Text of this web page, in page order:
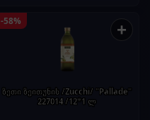
-58% +
ზეთი ზეითუნის /Zucchi/ "Pallade"
227014 /12*1 ლ